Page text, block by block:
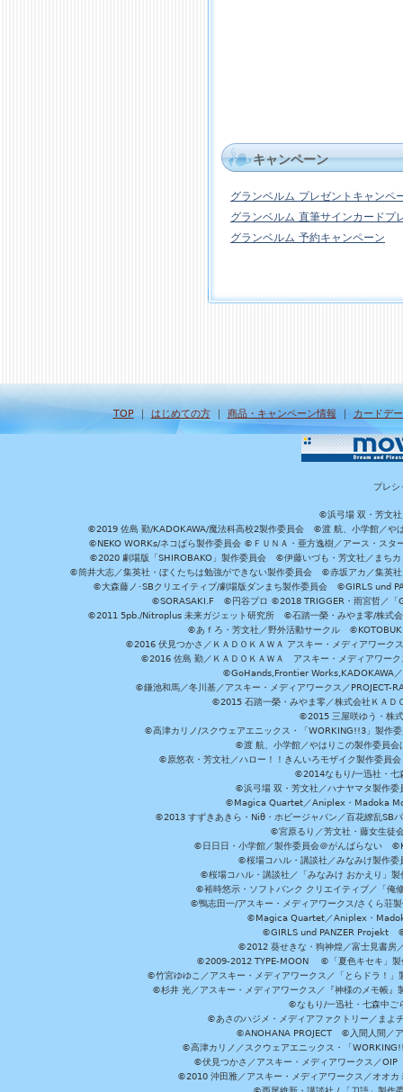
キャンペーン
グランベルム プレゼントキャンペ
グランベルム 直筆サインカードプ
グランベルム 予約キャンペーン
TOP｜ はじめての方｜ 商品・キャンペーン情報 ｜ カードデ
プレシ
©浜弓場 双・芳文社
©2019 佐島 勤/KADOKAWA/魔法科高校2製作委員会 ©渡 航、小学館／や
©NEKO WORKs/ネコぱら製作委員会 ©ＦＵＮＡ・亜方逸樹／アース・ス
©2020 劇場版「SHIROBAKO」製作委員会 ©伊藤いづも・芳文社／まち
©筒井大志／集英社・ぼくたちは勉強ができない製作委員会 ©赤坂アカ／集英
©大森藤ノ･SBクリエイティブ/劇場版ダンまち製作委員会 ©GIRLS und
©SORASAKI.F ©円谷プロ ©2018 TRIGGER・雨宮哲／
©2011 5pb./Nitroplus 未来ガジェット研究所 ©石踏一榮・みやま零/株式
©あｆろ・芳文社／野外活動サークル
©2016 伏見つかさ／ＫＡＤＯＫＡＷＡ アスキー・メディアワー
©2016 佐島 勤／ＫＡＤＯＫＡＷＡ アスキー・メディアワ
©GoHands,Frontier Works,KADOKAWA
©鎌池和馬／冬川基／アスキー・メディアワークス／
©2015 石踏一榮・みやま零／株式会社ＫＡＤ
©2015 三屋咲ゆう・株
©高津カリノ/スクウェアエニックス・「WORKING!!3」製作
©渡 航、小学館／やはりこの製作委員
©原悠衣・芳文社／ハロー！！きんいろモザイク製作委員
©2014なもり/一迅社・
©浜弓場 双・芳文社／ハナヤマタ製作
©Magica Quartet／Aniplex・Madoka
©2013 すずきあきら・Niθ・ホビージャパン／百花繚乱
©宮原るり／芳文社・藤女生徒
©日日日・小学館／製作委員会＠がんばらない
©桜場コハル・講談社／みなみけ製作
©桜場コハル・講談社／「みなみけ おかえり」
©裕時悠示・ソフトバンク クリエイティブ／「
©鴨志田一/アスキー・メディアワークス/さく
©Magica Quartet／Aniplex・
©GIRLS und PANZER Projekt ©
©2012 葵せきな・狗神煌／富士見書
©2009-2012 TYPE-MOON ©「夏色キセキ」製
©竹宮ゆゆこ／アスキー・メディアワークス／「とらドラ！
©杉井 光／アスキー・メディアワークス／『神様のメモ帳
©なもり/一迅社・七森中
©あさのハジメ・メディアファクトリー／ま
©ANOHANA PROJECT ©入間人間／ア
©高津カリノ／スクウェアエニックス・「
©伏見つかさ／アスキー・メディアワークス／
©2010 沖田雅／アスキー・メディアワークス／オオ